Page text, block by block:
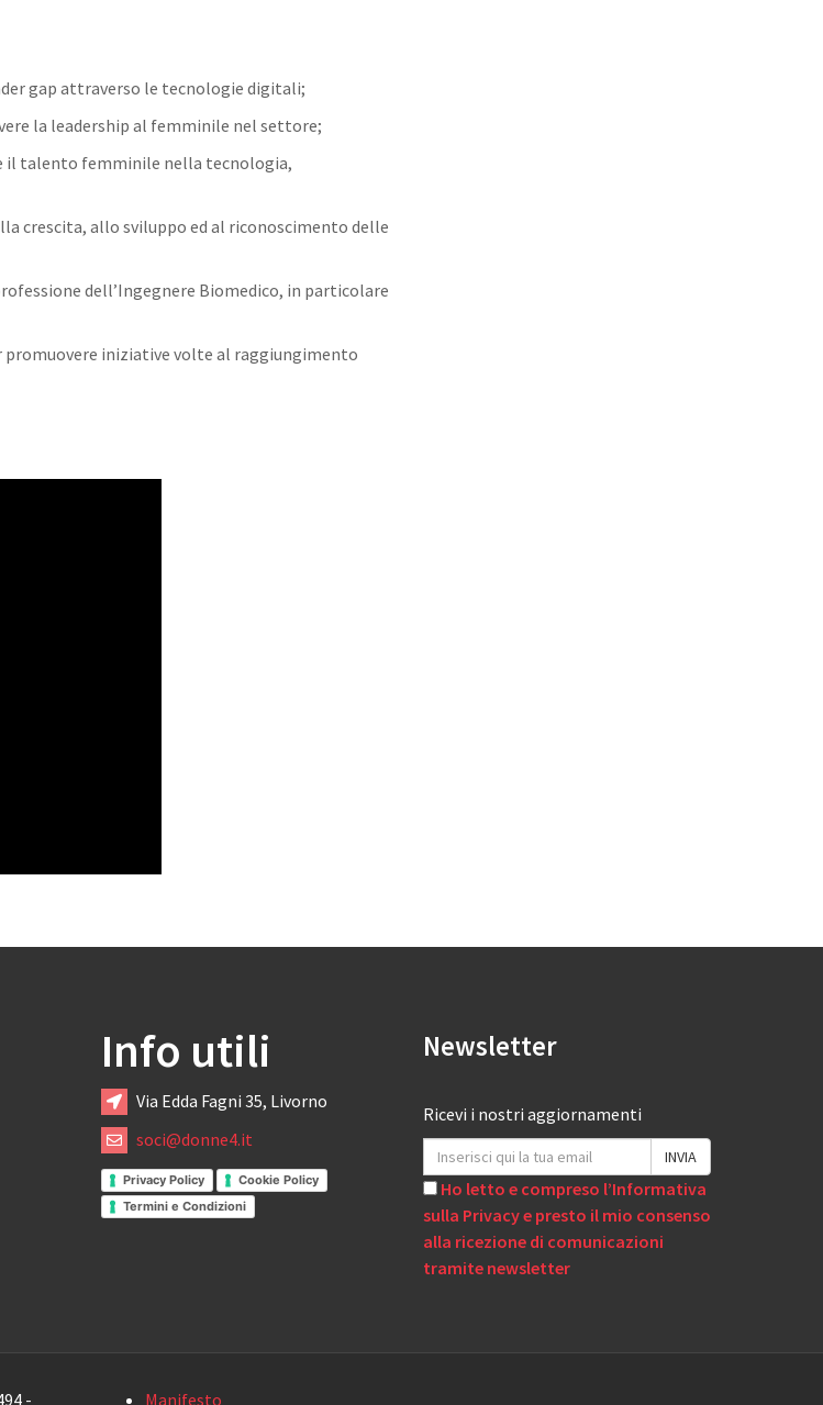
gap attraverso le tecnologie digitali;
la leadership al femminile nel settore;
il talento femminile nella tecnologia,
crescita, allo sviluppo ed al riconoscimento delle
dell’Ingegnere Biomedico, in particolare
promuovere iniziative volte al raggiungimento
Info utili
Via Edda Fagni 35, Livorno
soci@donne4.it
Privacy Policy
Cookie Policy
Termini e Condizioni
Newsletter
Ricevi i nostri aggiornamenti
Ho letto e compreso l’Informativa
sulla Privacy e presto il mio consenso
alla ricezione di comunicazioni
tramite newsletter
- Manifesto